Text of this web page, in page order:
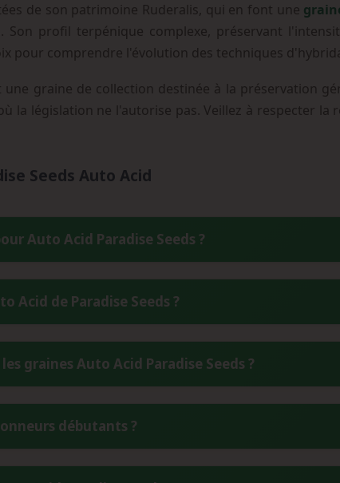
de son patrimoine Ruderalis, qui en font une
profil terpénique complexe, préservant
pour comprendre l'évolution des techniques
une graine de collection destinée à la préservation
la législation ne l'autorise pas. Veillez à respecter
Seeds Auto Acid
Auto Acid Paradise Seeds ?
automatique vers la floraison sans dépendre de la
Acid de Paradise Seeds ?
originale, préservant ses caractéristiques
graines Auto Acid Paradise Seeds ?
à 9% est recommandé. L'utilisation de sachets
débutants ?